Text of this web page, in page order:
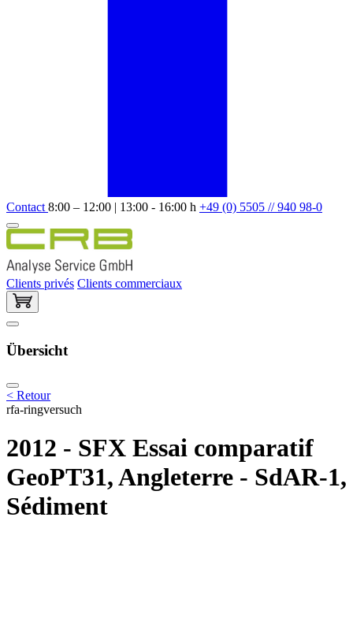
Contact 8:00 – 12:00 | 13:00 - 16:00 h +49 (0) 5505 // 940 98-0
Clients privés Clients commerciaux
Übersicht
< Retour
rfa-ringversuch
2012 - SFX Essai comparatif
GeoPT31, Angleterre - SdAR-1,
Sédiment